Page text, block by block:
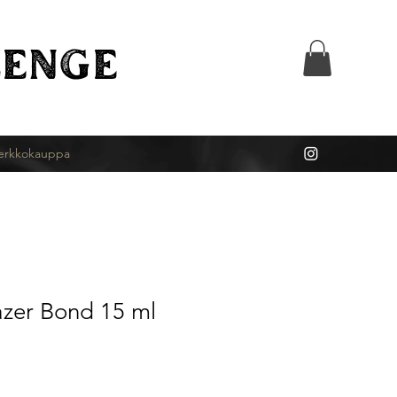
Bond 15 ml